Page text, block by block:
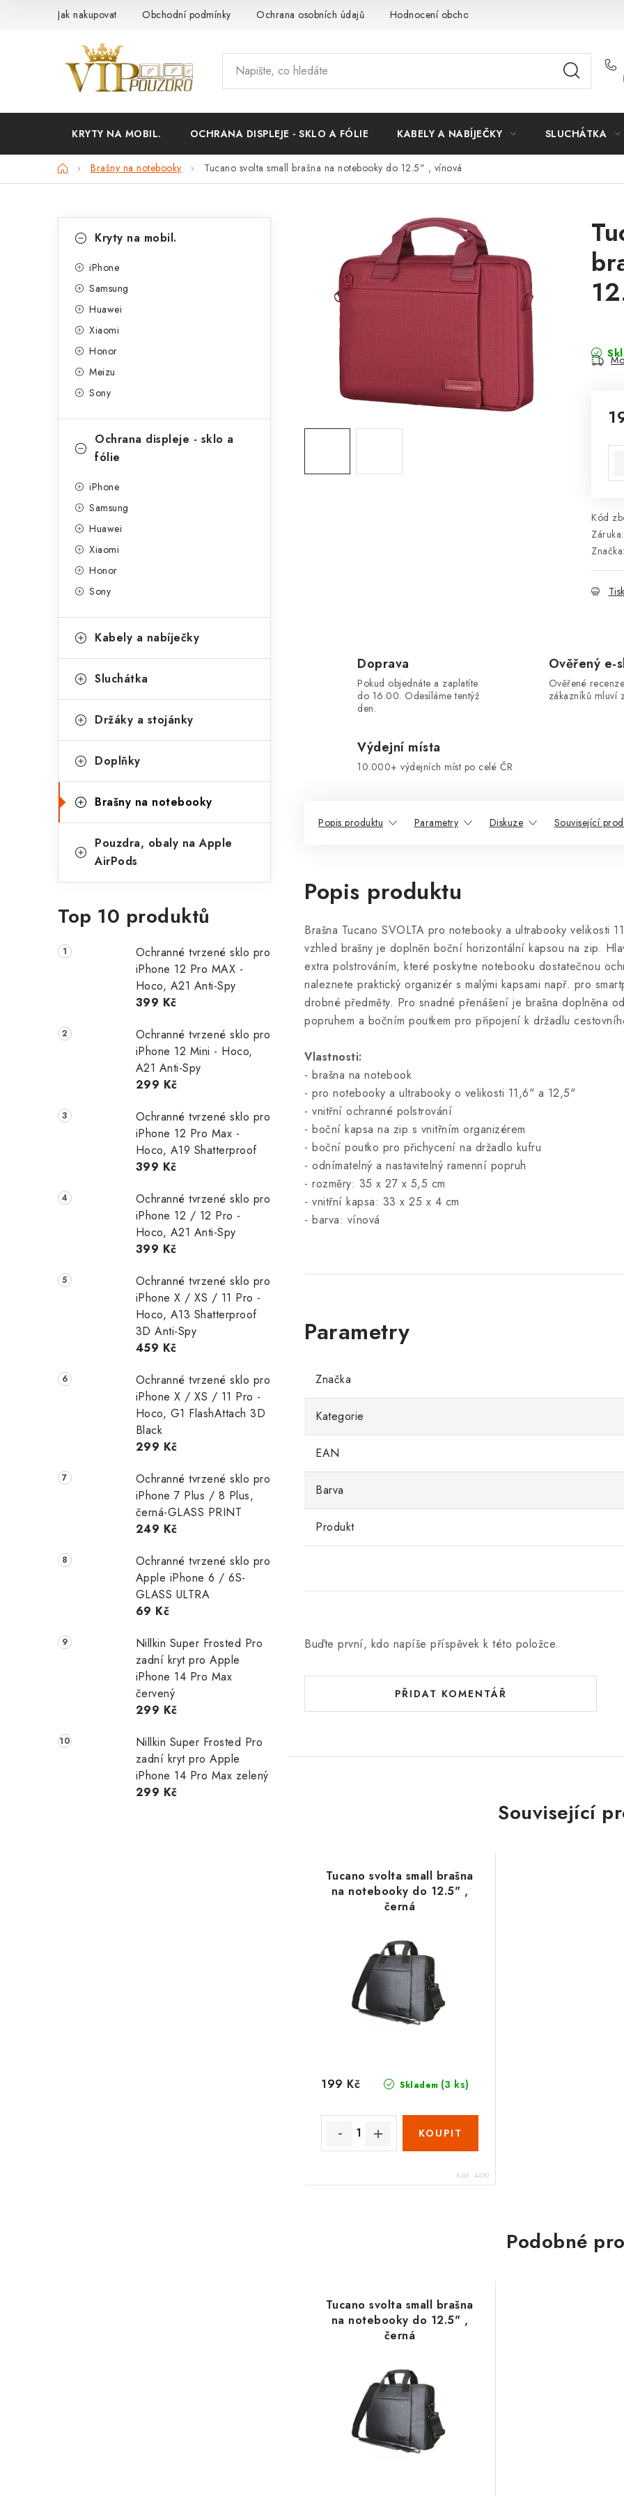
Jak nakupovat Obchodní podmínky Ochrana osobních údajů Hodnocení obchodu
KRYTY NA MOBIL. OCHRANA DISPLEJE - SKLO A FÓLIE KABELY A NABÍJEČKY SLUCHÁTKA
DomůBrašny na notebooky Tucano svolta small brašna na notebooky do 12.5" , vínová
n
kategorie
e
Kryty na mobil.
iPhone
Samsung
Huawei
Xiaomi
Honor
Meizu
Sony
Ochrana displeje - sklo a
fólie
iPhone
Samsung
Huawei
Xiaomi
Honor
Sony
Kabely a nabíječky
Sluchátka
Držáky a stojánky
Doplňky
Brašny na notebooky
Pouzdra, obaly na Apple
AirPods
Top 10 produktů
Ochranné tvrzené sklo pro
iPhone 12 Pro MAX -
Hoco, A21 Anti-Spy
399 Kč
Ochranné tvrzené sklo pro
iPhone 12 Mini - Hoco,
A21 Anti-Spy
299 Kč
Ochranné tvrzené sklo pro
iPhone 12 Pro Max -
Hoco, A19 Shatterproof
399 Kč
Ochranné tvrzené sklo pro
iPhone 12 / 12 Pro -
Hoco, A21 Anti-Spy
399 Kč
Ochranné tvrzené sklo pro
iPhone X / XS / 11 Pro -
Hoco, A13 Shatterproof
3D Anti-Spy
459 Kč
Ochranné tvrzené sklo pro
iPhone X / XS / 11 Pro -
Hoco, G1 FlashAttach 3D
Black
299 Kč
Ochranné tvrzené sklo pro
iPhone 7 Plus / 8 Plus,
černá-GLASS PRINT
249 Kč
Ochranné tvrzené sklo pro
Apple iPhone 6 / 6S-
GLASS ULTRA
69 Kč
Nillkin Super Frosted Pro
zadní kryt pro Apple
iPhone 14 Pro Max
červený
299 Kč
Nillkin Super Frosted Pro
zadní kryt pro Apple
iPhone 14 Pro Max zelený
299 Kč
Kód
Záruka:
Značka:
Tisk
Doprava
Pokud objednáte a zaplatíte
do 16.00. Odesíláme tentýž
den.
Ověřený e-
Ověřené
zákazníků mluví
Výdejní místa
10.000+ výdejních míst po celé ČR
Popis produktu Parametry Diskuze Související
Popis produktu
Brašna Tucano SVOLTA pro notebooky a ultrabooky velikosti
vzhled brašny je doplněn boční horizontální kapsou na zip.
extra polstrováním, které poskytne notebooku dostatečnou
naleznete praktický organizér s malými kapsami např. pro
drobné předměty. Pro snadné přenášení je brašna doplněna
popruhem a bočním poutkem pro připojení k držadlu
Vlastnosti:
- brašna na notebook
- pro notebooky a ultrabooky o velikosti 11,6" a 12,5"
- vnitřní ochranné polstrování
- boční kapsa na zip s vnitřním organizérem
- boční poutko pro přichycení na držadlo kufru
- odnímatelný a nastavitelný ramenní popruh
- rozměry: 35 x 27 x 5,5 cm
- vnitřní kapsa: 33 x 25 x 4 cm
- barva: vínová
Značka
Kategorie
EAN
Barva
Produkt
Buďte první, kdo napíše příspěvek k této položce.
PŘIDAT KOMENTÁŘ
Související
Tucano svolta small brašna
na notebooky do 12.5" ,
černá
Skladem (3 ks)
199 Kč
Kód: 4490
Podobné
Tucano svolta small brašna
na notebooky do 12.5" ,
černá